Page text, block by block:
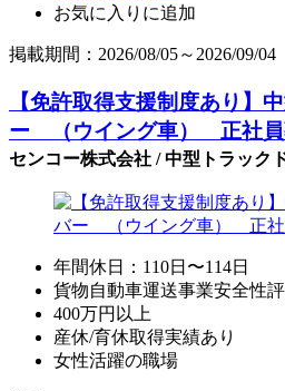
お気に入りに追加
掲載期間：2026/08/05～2026/09/04
【免許取得支援制度あり】
ー （ウイング車） 正
センコー株式会社 / 中型トラック
年間休日：110日〜114日
貨物自動車運送事業安全性
400万円以上
産休/育休取得実績あり
女性活躍の職場